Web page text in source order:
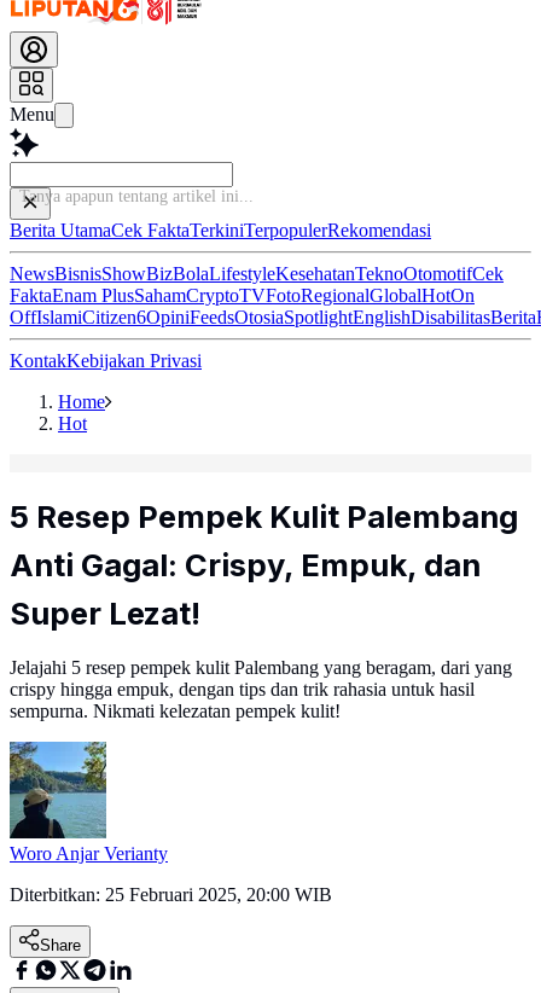
Menu
Tanya
Berita UtamaCek FaktaTerkiniTerpopulerRekomendasi
NewsBisnisShowBizBolaLifestyleKesehatanTeknoOtomotifCek
FaktaEnam PlusSahamCryptoTVFotoRegionalGlobalHotOn
OffIslamiCitizen6OpiniFeedsOtosiaSpotlightEnglishDisabilitasBerita
KontakKebijakan Privasi
Home
Hot
5 Resep Pempek Kulit Palembang
Anti Gagal: Crispy, Empuk, dan
Super Lezat!
Jelajahi 5 resep pempek kulit Palembang yang beragam, dari yang
crispy hingga empuk, dengan tips dan trik rahasia untuk hasil
sempurna. Nikmati kelezatan pempek kulit!
Woro Anjar Verianty
Diterbitkan: 25 Februari 2025, 20:00 WIB
Share